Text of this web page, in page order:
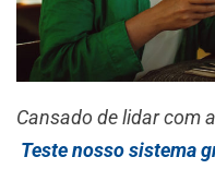
Cansado de lidar com
Teste nosso sistema